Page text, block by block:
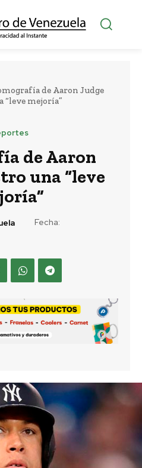
de Aaron Judge
“leve mejoría”
de Aaron
una “leve
Fecha: